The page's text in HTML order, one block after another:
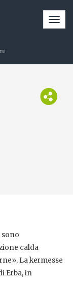
sono
calda
La kermesse
Erba, in